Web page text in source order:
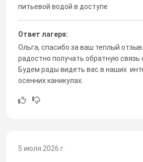
питьевой водой в доступе
Ответ лагеря:
Ольга, спасибо за ваш теплый
радостно получать обратную связь
Будем рады видеть вас в наших
осенних каникулах.
5 июля 2026 г.